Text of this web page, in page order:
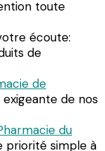
toute
écoute:
de
de
de nos
du
priorité simple à